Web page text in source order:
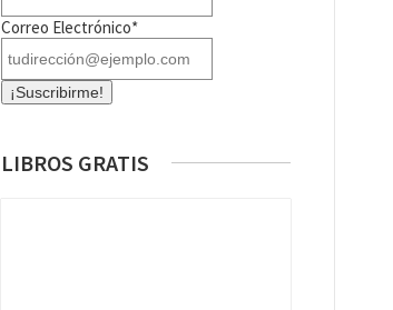
Correo Electrónico*
LIBROS GRATIS